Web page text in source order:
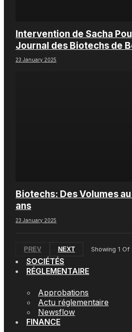
Intervention de Sacha
Journal des Biotechs de
23 January 2025
Biotechs: Des Volumes
ans
23 January 2025
PREV NEXT Showing 1 Of
SOCIÉTÉS
RÉGLEMENTAIRE
Approbations
Actu réglementaire
Newsflow
FINANCE